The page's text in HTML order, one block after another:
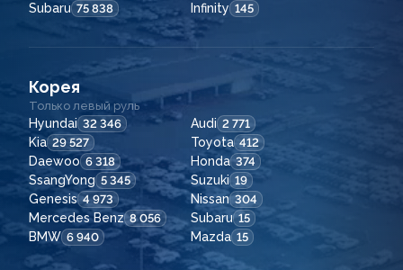
Subaru 75 838 Infinity 145
Корея
Только левый руль
Hyundai 32 346 Audi 2 771
Kia 29 527 Toyota 412
Daewoo 6 318 Honda 374
SsangYong 5 345 Suzuki 19
Genesis 4 973 Nissan 304
Mercedes Benz 8 056 Subaru 15
BMW 6 940 Mazda 15